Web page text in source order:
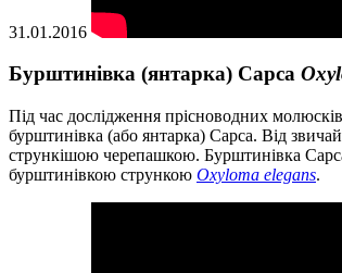
31.01.2016
Бурштинівка (янтарка) Сарса
Під час дослідження прісноводних
бурштинівка (або янтарка) Сарса. Від
стрункішою черепашкою. Бурштинівка
бурштинівкою стрункою Oxyloma elegans.